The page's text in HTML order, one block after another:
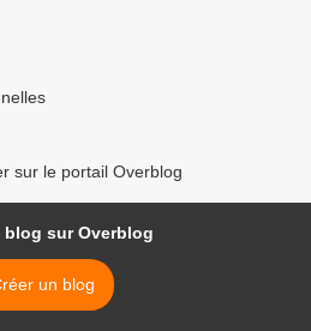
sur le portail Overblog
blog sur Overblog
un blog